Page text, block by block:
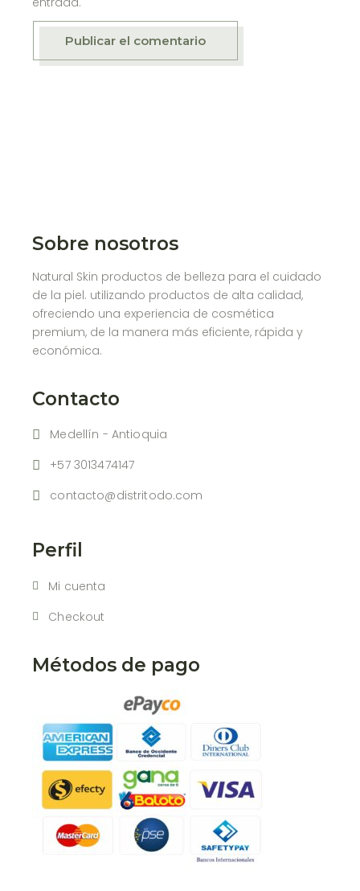
Publicar el comentario
Sobre nosotros
Natural Skin productos de belleza para el cuidado
de la piel. utilizando productos de alta calidad,
ofreciendo una experiencia de cosmética
premium, de la manera más eficiente, rápida y
económica.
Contacto
Medellín - Antioquia
+57 3013474147
contacto@distritodo.com
Perfil
Mi cuenta
Checkout
Métodos de pago